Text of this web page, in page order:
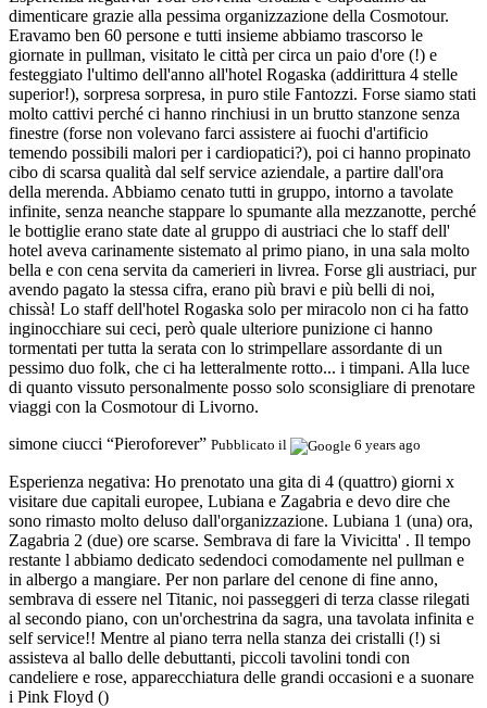
dimenticare grazie alla pessima organizzazione della Cosmotour.
Eravamo ben 60 persone e tutti insieme abbiamo trascorso le
giornate in pullman, visitato le città per circa un paio d'ore (!) e
festeggiato l'ultimo dell'anno all'hotel Rogaska (addirittura 4 stelle
superior!), sorpresa sorpresa, in puro stile Fantozzi. Forse siamo stati
molto cattivi perché ci hanno rinchiusi in un brutto stanzone senza
finestre (forse non volevano farci assistere ai fuochi d'artificio
temendo possibili malori per i cardiopatici?), poi ci hanno propinato
cibo di scarsa qualità dal self service aziendale, a partire dall'ora
della merenda. Abbiamo cenato tutti in gruppo, intorno a tavolate
infinite, senza neanche stappare lo spumante alla mezzanotte, perché
le bottiglie erano state date al gruppo di austriaci che lo staff dell'
hotel aveva carinamente sistemato al primo piano, in una sala molto
bella e con cena servita da camerieri in livrea. Forse gli austriaci, pur
avendo pagato la stessa cifra, erano più bravi e più belli di noi,
chissà! Lo staff dell'hotel Rogaska solo per miracolo non ci ha fatto
inginocchiare sui ceci, però quale ulteriore punizione ci hanno
tormentati per tutta la serata con lo strimpellare assordante di un
pessimo duo folk, che ci ha letteralmente rotto... i timpani. Alla luce
di quanto vissuto personalmente posso solo sconsigliare di prenotare
viaggi con la Cosmotour di Livorno.
simone ciucci “Pieroforever” Pubblicato il 6 years ago
Esperienza negativa: Ho prenotato una gita di 4 (quattro) giorni x
visitare due capitali europee, Lubiana e Zagabria e devo dire che
sono rimasto molto deluso dall'organizzazione. Lubiana 1 (una) ora,
Zagabria 2 (due) ore scarse. Sembrava di fare la Vivicitta' . Il tempo
restante l abbiamo dedicato sedendoci comodamente nel pullman e
in albergo a mangiare. Per non parlare del cenone di fine anno,
sembrava di essere nel Titanic, noi passeggeri di terza classe rilegati
al secondo piano, con un'orchestrina da sagra, una tavolata infinita e
self service!! Mentre al piano terra nella stanza dei cristalli (!) si
assisteva al ballo delle debuttanti, piccoli tavolini tondi con
candeliere e rose, apparecchiatura delle grandi occasioni e a suonare
i Pink Floyd ()